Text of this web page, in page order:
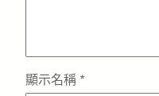
顯示名稱 *